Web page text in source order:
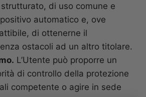
di uso comune e
automatico e, ove
di ottenerne il
ostacoli ad un altro titolare.
L’Utente può proporre un
di controllo della protezione
competente o agire in sede